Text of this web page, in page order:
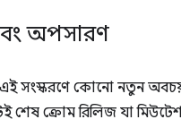
অপসারণ
সংস্করণে কোনো নতুন
শেষ ক্রোম রিলিজ যা